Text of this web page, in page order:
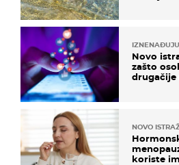
Novo
zašto
drugačije
NOVO
koriste